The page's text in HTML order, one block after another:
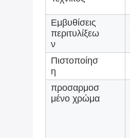
Εμβυθίσεις
περιτυλίξεω
ν
Πιστοποίησ
η
προσαρμοσ
μένο χρώμα